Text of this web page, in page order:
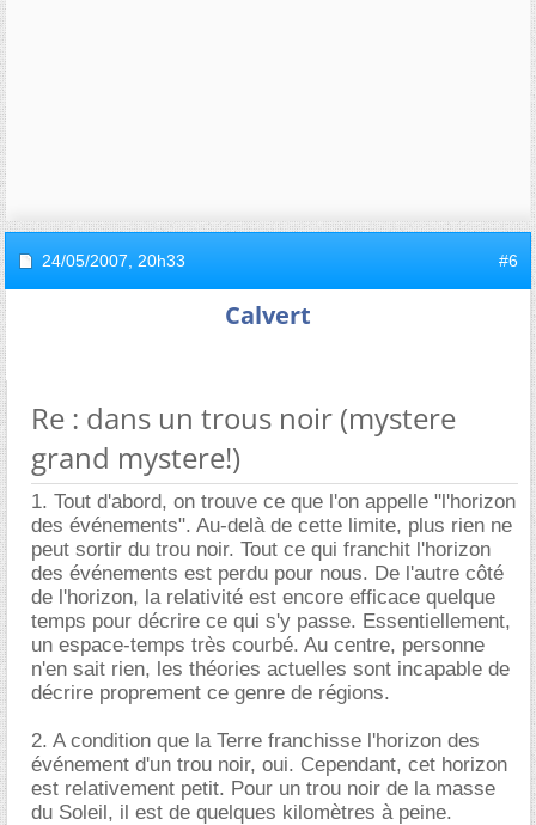
24/05/2007, 20h33 #6
Calvert
Re : dans un trous noir (mystere
grand mystere!)
1. Tout d'abord, on trouve ce que l'on appelle "l'horizon
des événements". Au-delà de cette limite, plus rien ne
peut sortir du trou noir. Tout ce qui franchit l'horizon
des événements est perdu pour nous. De l'autre côté
de l'horizon, la relativité est encore efficace quelque
temps pour décrire ce qui s'y passe. Essentiellement,
un espace-temps très courbé. Au centre, personne
n'en sait rien, les théories actuelles sont incapable de
décrire proprement ce genre de régions.
2. A condition que la Terre franchisse l'horizon des
événement d'un trou noir, oui. Cependant, cet horizon
est relativement petit. Pour un trou noir de la masse
du Soleil, il est de quelques kilomètres à peine.